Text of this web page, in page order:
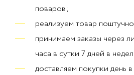
поваров;
реализуем товар
принимаем заказы через
часа в сутки 7 дней в
доставляем покупки день